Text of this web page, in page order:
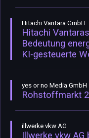
Hitachi Vantara GmbH
Hitachi
Bedeutung
KI-gesteuerte
yes or no Media GmbH
Rohstoffmarkt
illwerke vkw AG
Illwerke vkw AG